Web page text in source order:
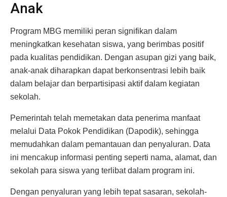
Anak
Program MBG memiliki peran signifikan dalam
meningkatkan kesehatan siswa, yang berimbas positif
pada kualitas pendidikan. Dengan asupan gizi yang baik,
anak-anak diharapkan dapat berkonsentrasi lebih baik
dalam belajar dan berpartisipasi aktif dalam kegiatan
sekolah.
Pemerintah telah memetakan data penerima manfaat
melalui Data Pokok Pendidikan (Dapodik), sehingga
memudahkan dalam pemantauan dan penyaluran. Data
ini mencakup informasi penting seperti nama, alamat, dan
sekolah para siswa yang terlibat dalam program ini.
Dengan penyaluran yang lebih tepat sasaran, sekolah-